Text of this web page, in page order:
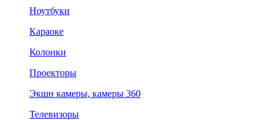
Ноутбуки
Караоке
Колонки
Проекторы
Экшн камеры, камеры 360
Телевизоры